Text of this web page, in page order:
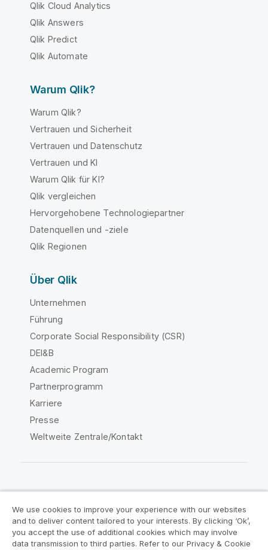
Qlik Cloud Analytics
Qlik Answers
Qlik Predict
Qlik Automate
Warum Qlik?
Warum Qlik?
Vertrauen und Sicherheit
Vertrauen und Datenschutz
Vertrauen und KI
Warum Qlik für KI?
Qlik vergleichen
Hervorgehobene Technologiepartner
Datenquellen und -ziele
Qlik Regionen
Über Qlik
Unternehmen
Führung
Corporate Social Responsibility (CSR)
DEI&B
Academic Program
Partnerprogramm
Karriere
Presse
Weltweite Zentrale/Kontakt
Rechtliche Vereinbarungen
Produktbedingungen
Legal Policies
We use cookies to improve your experience with our websites
and to deliver content tailored to your interests. By clicking ‘Ok’,
you accept the use of additional cookies which may involve
data transmission to third parties. Refer to our Privacy & Cookie